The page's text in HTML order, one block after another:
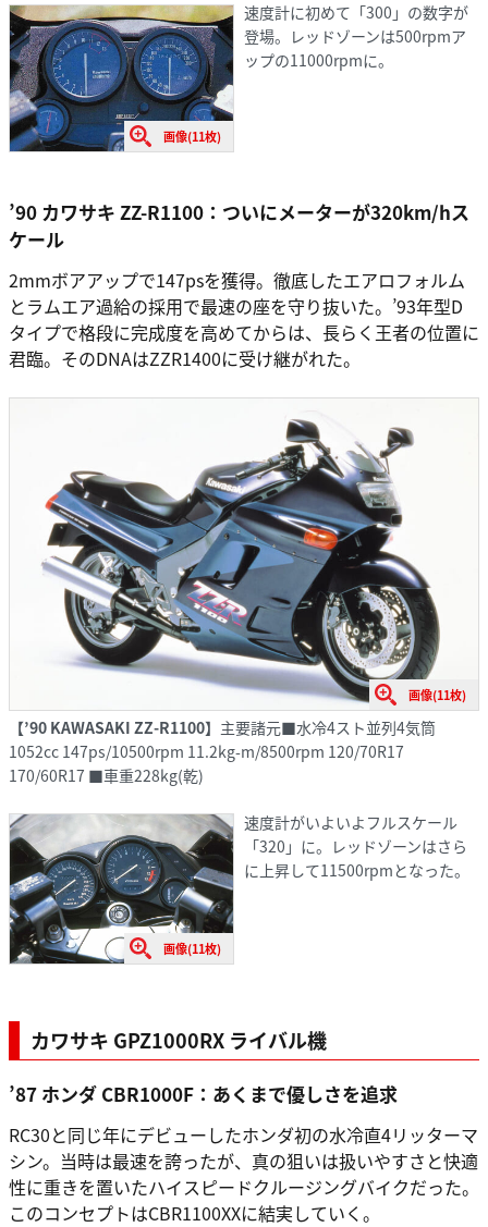
画像(11枚)
速度計に初めて「300」の数字が
登場。レッドゾーンは500rpmア
ップの11000rpmに。
’90 カワサキ ZZ-R1100：ついにメーターが320km/hス
ケール
2mmボアアップで147psを獲得。徹底したエアロフォルム
とラムエア過給の採用で最速の座を守り抜いた。’93年型D
タイプで格段に完成度を高めてからは、長らく王者の位置に
君臨。そのDNAはZZR1400に受け継がれた。
画像(11枚)
【’90 KAWASAKI ZZ-R1100】 主要諸元■水冷4スト並列4気筒
1052cc 147ps/10500rpm 11.2kg-m/8500rpm 120/70R17
170/60R17 ■車重228kg(乾)
画像(11枚)
速度計がいよいよフルスケール
「320」に。レッドゾーンはさら
に上昇して11500rpmとなった。
カワサキ GPZ1000RX ライバル機
’87 ホンダ CBR1000F：あくまで優しさを追求
RC30と同じ年にデビューしたホンダ初の水冷直4リッターマ
シン。当時は最速を誇ったが、真の狙いは扱いやすさと快適
性に重きを置いたハイスピードクルージングバイクだった。
このコンセプトはCBR1100XXに結実していく。